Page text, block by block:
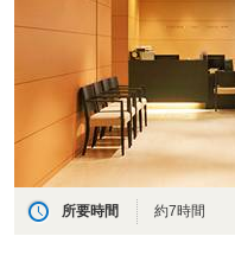
所要時間 約7時間